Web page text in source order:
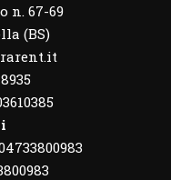
n. 67-69
(BS)